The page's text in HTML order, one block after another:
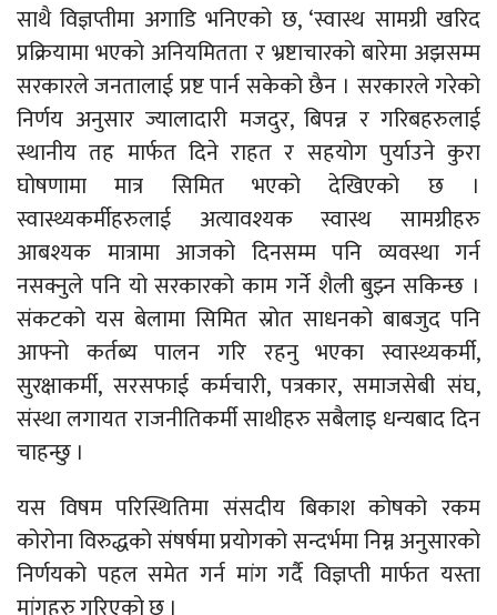
साथै विज्ञप्तीमा अगाडि भनिएको छ, ‘स्वास्थ सामग्री खरिद
प्रक्रियामा भएको अनियमितता र भ्रष्टाचारको बारेमा अझसम्म
सरकारले जनतालाई प्रष्ट पार्न सकेको छैन । सरकारले गरेको
निर्णय अनुसार ज्यालादारी मजदुर, बिपन्न र गरिबहरुलाई
स्थानीय तह मार्फत दिने राहत र सहयोग पुर्याउने कुरा
घोषणामा मात्र सिमित भएको देखिएको छ ।
स्वास्थ्यकर्मीहरुलाई अत्यावश्यक स्वास्थ सामग्रीहरु
आबश्यक मात्रामा आजको दिनसम्म पनि व्यवस्था गर्न
नसक्नुले पनि यो सरकारको काम गर्ने शैली बुझ्न सकिन्छ ।
संकटको यस बेलामा सिमित स्रोत साधनको बाबजुद पनि
आफ्नो कर्तब्य पालन गरि रहनु भएका स्वास्थ्यकर्मी,
सुरक्षाकर्मी, सरसफाई कर्मचारी, पत्रकार, समाजसेबी संघ,
संस्था लगायत राजनीतिकर्मी साथीहरु सबैलाइ धन्यबाद दिन
चाहन्छु ।
यस विषम परिस्थितिमा संसदीय बिकाश कोषको रकम
कोरोना विरुद्धको संषर्षमा प्रयोगको सन्दर्भमा निम्न अनुसारको
निर्णयको पहल समेत गर्न मांग गर्दै विज्ञप्ती मार्फत यस्ता